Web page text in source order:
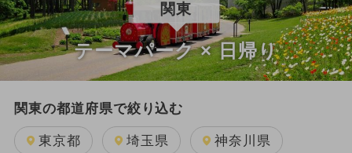
関東
テーマパーク × 日帰り
関東の都道府県で絞り込む
東京都 埼玉県 神奈川県